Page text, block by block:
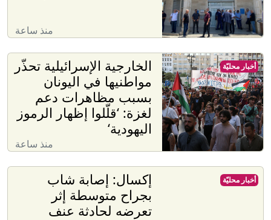
منذ ساعة
الخارجية الإسرائيلية تحذّر
مواطنيها في اليونان
بسبب مظاهرات دعم
لغزة: ‘قلّلوا إظهار الرموز
اليهودية‘
منذ ساعة
أخبار محليّة
إكسال: إصابة شاب
بجراح متوسطة إثر
تعرضه لحادثة عنف
أخبار محليّة